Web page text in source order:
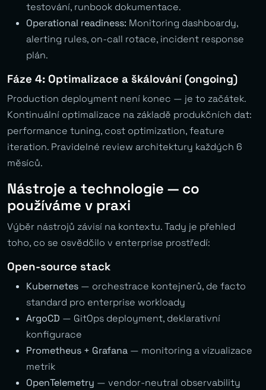
testování, runbook dokumentace.
Operational readiness: Monitoring dashboardy,
alerting rules, on-call rotace, incident response
plán.
Fáze 4: Optimalizace a škálování (ongoing)
Production deployment není konec — je to začátek.
Kontinuální optimalizace na základě produkčních dat:
performance tuning, cost optimization, feature
iteration. Pravidelné review architektury každých 6
měsíců.
Nástroje a technologie — co
používáme v praxi
Výběr nástrojů závisí na kontextu. Tady je přehled
toho, co se osvědčilo v enterprise prostředí:
Open-source stack
Kubernetes — orchestrace kontejnerů, de facto
standard pro enterprise workloady
ArgoCD — GitOps deployment, deklarativní
konfigurace
Prometheus + Grafana — monitoring a vizualizace
metrik
OpenTelemetry — vendor-neutral observability